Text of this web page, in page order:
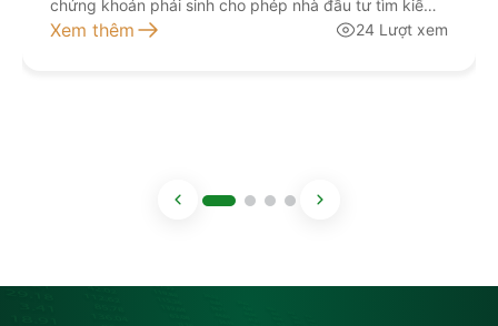
chứng khoán phái sinh cho phép nhà đầu tư tìm kiếm
lợi nhuận ngay cả khi thị trường đi xuống. Đây là lý do
Xem thêm 24 Lượt xem